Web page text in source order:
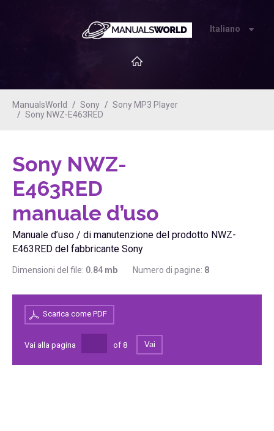
Italiano
ManualsWorld Sony
Sony MP3 Player
Sony NWZ-E463RED
Sony NWZ-
E463RED
manuale d’uso
Manuale d’uso / di manutenzione del prodotto NWZ-
E463RED del fabbricante Sony
Dimensioni del file: 0.84 mb Numero di pagine: 8
Scarica come PDF
Vai alla pagina of 8 Vai